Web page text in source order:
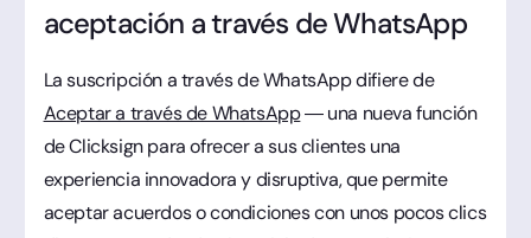
aceptación a través de WhatsApp
La suscripción a través de WhatsApp difiere de
Aceptar a través de WhatsApp— una nueva función
de Clicksign para ofrecer a sus clientes una
experiencia innovadora y disruptiva, que permite
aceptar acuerdos o condiciones con unos pocos clics